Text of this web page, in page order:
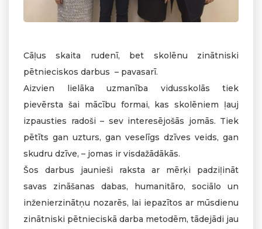
Cāļus skaita rudenī, bet skolēnu zinātniski
pētnieciskos darbus – pavasarī.
Aizvien lielāka uzmanība vidusskolās tiek
pievērsta šai mācību formai, kas skolēniem ļauj
izpausties radoši – sev interesējošās jomās. Tiek
pētīts gan uzturs, gan veselīgs dzīves veids, gan
skudru dzīve, – jomas ir visdažādākās.
Šos darbus jaunieši raksta ar mērķi padziļināt
savas zināšanas dabas, humanitāro, sociālo un
inženierzinātņu nozarēs, lai iepazītos ar mūsdienu
zinātniski pētnieciskā darba metodēm, tādejādi jau